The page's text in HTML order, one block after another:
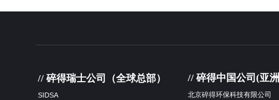
// 碎得中国公司(亚洲
北京碎得环保科技有限公司
// 碎得瑞士公司（全球总部）
SIDSA